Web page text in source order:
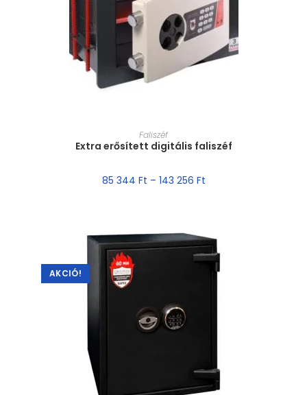
MÉRET VÁLASZTÁSA
Faliszéf
Extra erősített digitális faliszéf
85 344 Ft – 143 256 Ft
AKCIÓ!